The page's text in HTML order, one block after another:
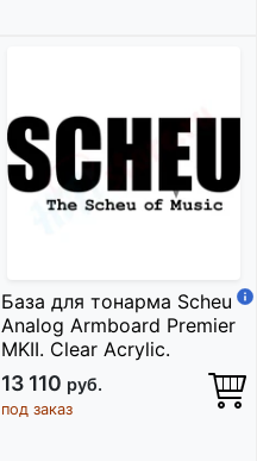
База для тонарма Scheu
Analog Armboard Premier
MKII. Clear Acrylic.
13 110 руб.
под заказ